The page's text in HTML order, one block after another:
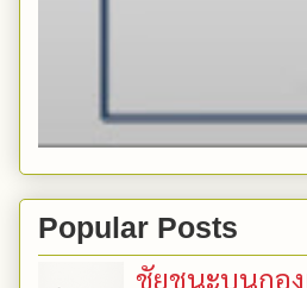
Popular Posts
ชัยชนะบนกอง